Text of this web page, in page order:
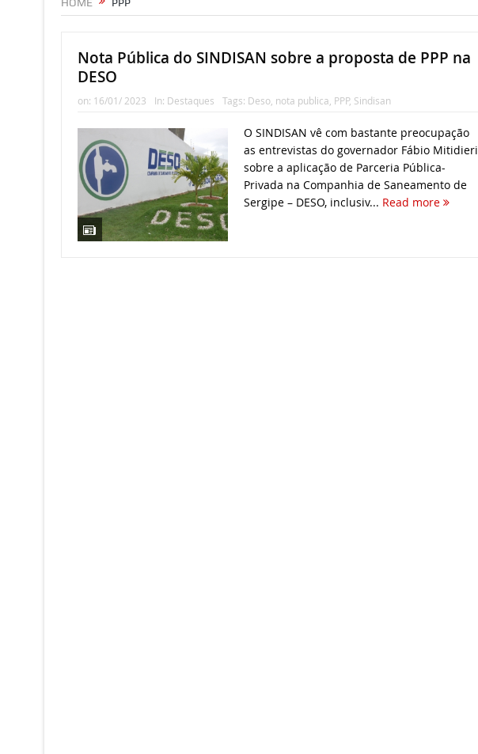
Nota Pública do SINDISAN sobre a proposta de PPP na
DESO
on: 16/01/ 2023 In: Destaques Tags: Deso, nota publica PPP, Sindisan
O SINDISAN vê com bastante preocupação
as entrevistas do governador Fábio Mitidieri
sobre a aplicação de Parceria Pública-
Privada na Companhia de Saneamento de
Sergipe – DESO, inclusiv... Read more